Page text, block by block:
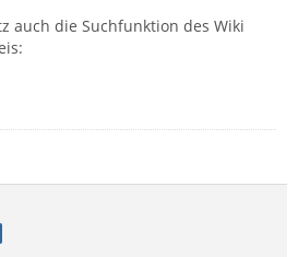
auch die Suchfunktion des Wiki